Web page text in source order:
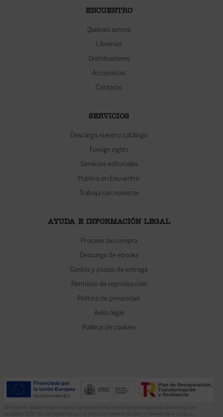
ENCUENTRO
Quiénes somos
Librerías
Distribuidores
Accionistas
Contacto
SERVICIOS
Descarga nuestro catálogo
Foreign rights
Servicios editoriales
Publica en Encuentro
Trabaja con nosotros
AYUDA E INFORMACIÓN LEGAL
Proceso de compra
Descarga de ebooks
Gastos y plazos de entrega
Permisos de reproducción
Política de privacidad
Aviso legal
Política de cookies
El proyecto “Implementación de herramientas de Gestión Editorial en Ediciones Encuentro, S.A.
anualidad 2022” ha sido financiado por la Dirección General del Libro y Fomento de la Lectura,